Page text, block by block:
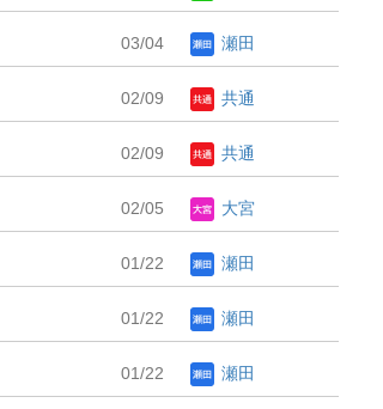
03/04 瀬田
02/09 共通
02/09 共通
02/05 大宮
01/22 瀬田
01/22 瀬田
01/22 瀬田